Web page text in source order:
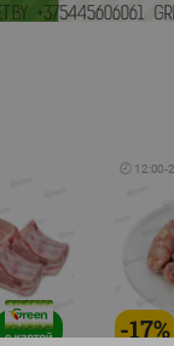
🕘 12:00-
-17%